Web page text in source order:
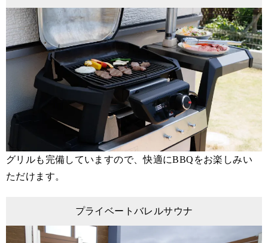
グリルも完備していますので、快適にBBQをお楽しみい
ただけます。
プライベートバレルサウナ